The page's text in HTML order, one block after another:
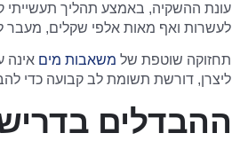
עונת ההשקיה, באמצע תהליך תעשייתי
לעשרות ואף מאות אלפי שקלים, מעבר
תחזוקה שוטפת של משאבות מים אינה
ליצרן, דורשת תשומת לב קבועה כדי
ההבדלים